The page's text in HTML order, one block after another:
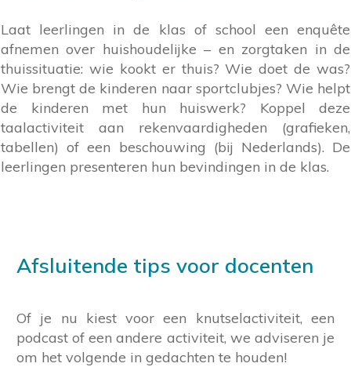
Laat leerlingen in de klas of school een enquête
afnemen over huishoudelijke – en zorgtaken in de
thuissituatie: wie kookt er thuis? Wie doet de was?
Wie brengt de kinderen naar sportclubjes? Wie helpt
de kinderen met hun huiswerk? Koppel deze
taalactiviteit aan rekenvaardigheden (grafieken,
tabellen) of een beschouwing (bij Nederlands). De
leerlingen presenteren hun bevindingen in de klas.
Afsluitende tips voor docenten
Of je nu kiest voor een knutselactiviteit, een
podcast of een andere activiteit, we adviseren je
om het volgende in gedachten te houden!